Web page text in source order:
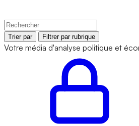
Trier par Filtrer par rubrique
Votre média d'analyse politique et